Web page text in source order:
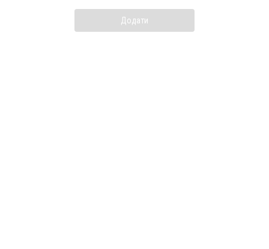
Додати